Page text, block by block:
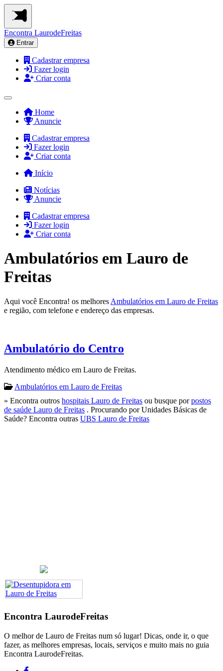
Encontra LaurodeFreitas
Entrar
Cadastrar empresa
Fazer login
Criar conta
Home
Anuncie
Cadastrar empresa
Fazer login
Criar conta
Início
Notícias
Anuncie
Cadastrar empresa
Fazer login
Criar conta
Ambulatórios em Lauro de
Freitas
Aqui você Encontra! os melhores Ambulatórios em Lauro de Freitas
e região, com telefone e endereço das empresas.
Ambulatório do Centro
Atendimento médico em Lauro de Freitas.
Ambulatórios em Lauro de Freitas
» Encontra outros hospitais Lauro de Freitas ou busque porpostos
de saúde Lauro de Freitas . Procurando por Unidades Básicas de
Saúde? Encontra outras UBS Lauro de Freitas
Encontra LaurodeFreitas
O melhor de Lauro de Freitas num só lugar! Dicas, onde ir, o que
fazer, as melhores empresas, locais, serviços e muito mais no guia
Encontra LaurodeFreitas.